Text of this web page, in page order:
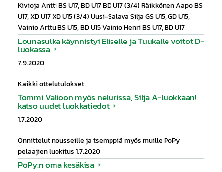
Kivioja Antti BS U17, BD U17 BD U17 (3/4) Räikkönen Aapo BS
U17, XD U17 XD U15 (3/4) Uusi-Salava Silja GS U15, GD U15,
Vainio Arttu BS U15, BD U15 Vainio Henri BS U17, BD U17
Lounasulka käynnistyi Eliselle ja Tuukalle voitot D-
luokassa
7.9.2020
Kaikki ottelutulokset
Tommi Valioon myös nelurissa, Silja A-luokkaan!
katso uudet luokkatiedot
1.7.2020
Onnittelut nousseille ja tsemppiä myös muille PoPy
pelaajien luokitus 1.7.2020
PoPy:n oma kesäkisa